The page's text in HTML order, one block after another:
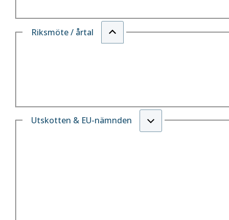
Riksmöte / årtal
Utskotten & EU-nämnden